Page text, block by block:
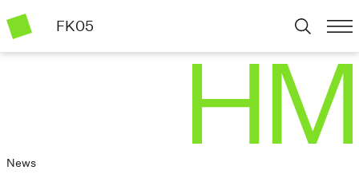
FK05
News